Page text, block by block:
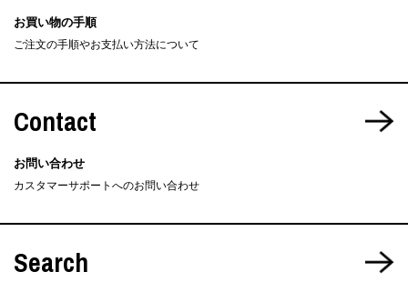
お買い物の手順
ご注文の手順やお支払い方法について
Contact
お問い合わせ
カスタマーサポートへのお問い合わせ
Search